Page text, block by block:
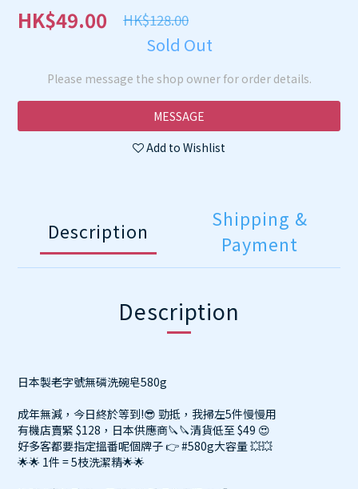
HK$49.00 HK$128.00
Sold Out
Please message the shop owner for order details.
MESSAGE
Add to Wishlist
Description
Shipping &
Payment
Description
日本製老字號無磷洗碗皂580g
成年無減，今日終於等到!😎 勁抵，我掃左5件慢慢用
有機店賣緊 $128，日本供應商🔪🔪清貨低至 $49 😍
好多客都要指定搵番呢個牌子 👉 #580g大容量 💥💥
🌟🌟 1件 = 5枝洗潔精🌟🌟